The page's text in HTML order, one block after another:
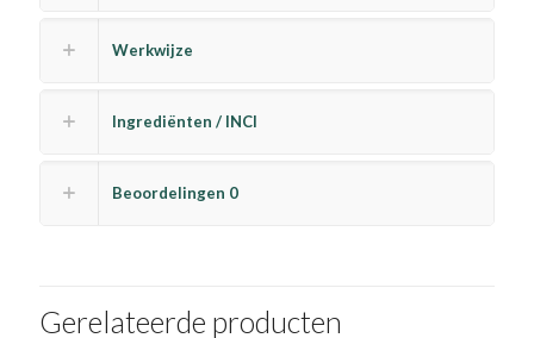
Werkwijze
Ingrediënten / INCI
Beoordelingen 0
Gerelateerde producten